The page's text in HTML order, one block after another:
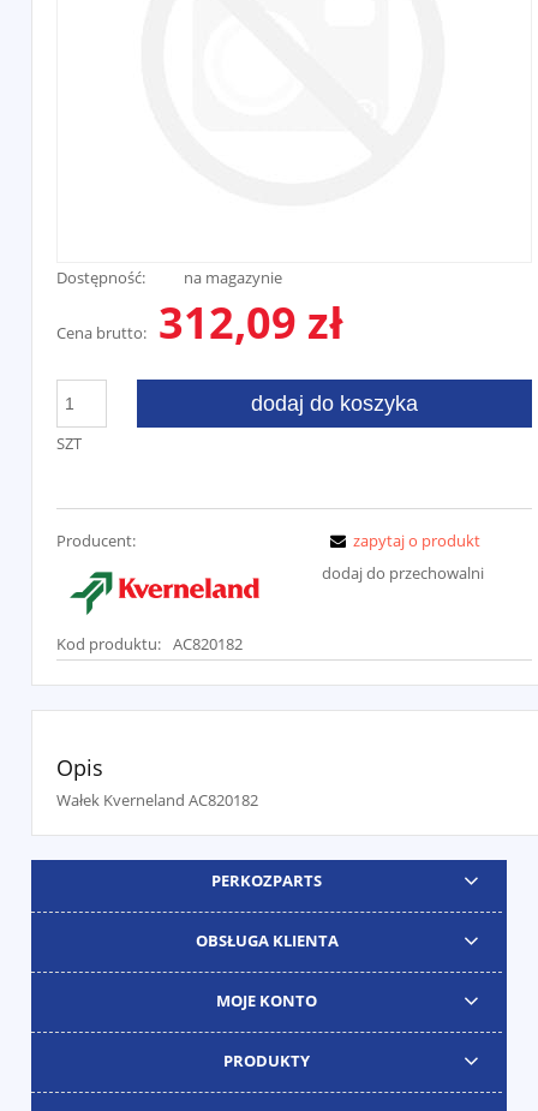
Dostępność: na magazynie
Cena brutto: 312,09 zł
SZT
dodaj do koszyka
Producent:
Kod produktu: AC820182
zapytaj o produkt
dodaj do przechowalni
Opis
Wałek Kverneland AC820182
PERKOZPARTS
OBSŁUGA KLIENTA
MOJE KONTO
PRODUKTY